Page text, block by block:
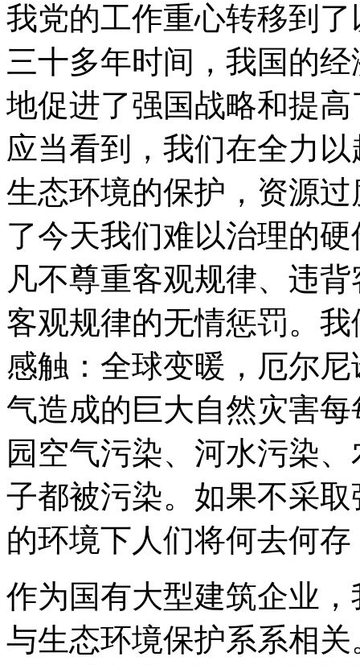
我党的工作重心转移到
三十多年时间，我国的
地促进了强国战略和提
应当看到，我们在全力
生态环境的保护，资源
了今天我们难以治理的
凡不尊重客观规律、违
客观规律的无情惩罚。
感触：全球变暖，厄尔
气造成的巨大自然灾害
园空气污染、河水污染
子都被污染。如果不采
的环境下人们将何去何
作为国有大型建筑企业
与生态环境保护系系相